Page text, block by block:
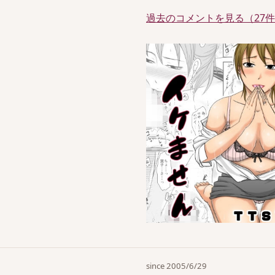
過去のコメントを見る（27
since 2005/6/29